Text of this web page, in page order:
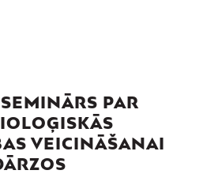
PAR
VEICINĀŠANAI